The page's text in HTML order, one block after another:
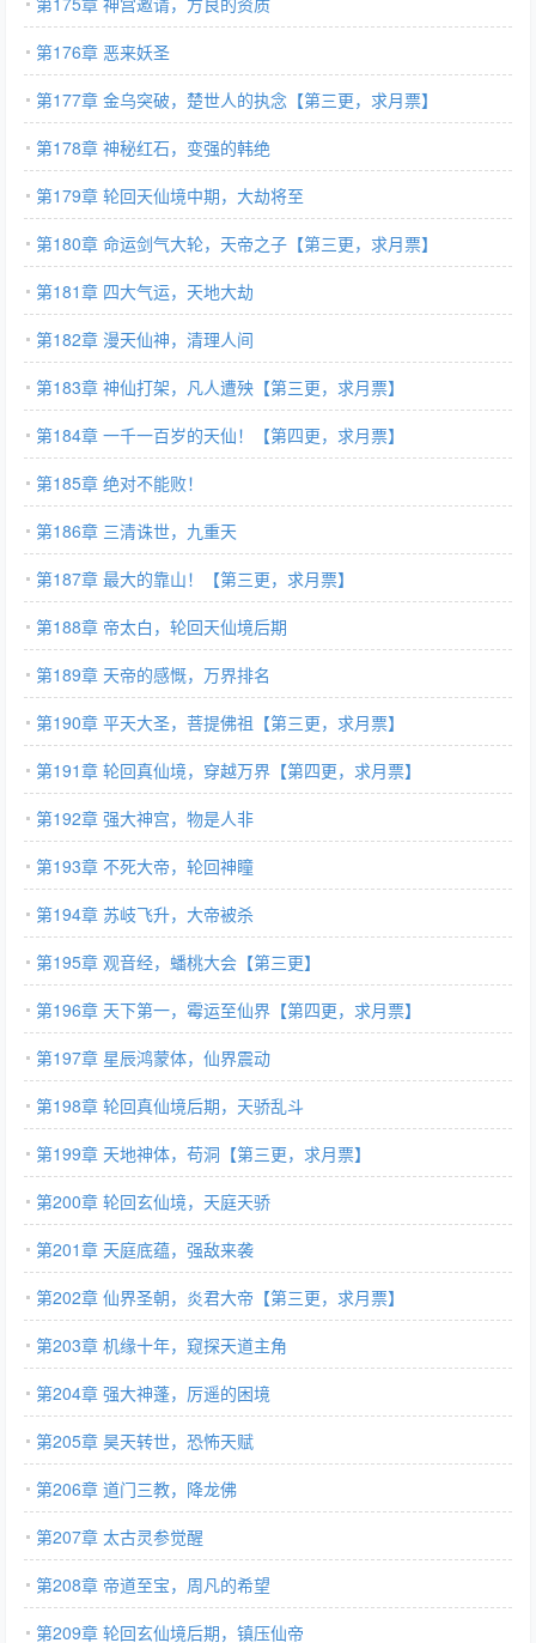
第176章 恶来妖圣
第177章 金乌突破，楚世人的执念【第三更，求月票】
第178章 神秘红石，变强的韩绝
第179章 轮回天仙境中期，大劫将至
第180章 命运剑气大轮，天帝之子【第三更，求月票】
第181章 四大气运，天地大劫
第182章 漫天仙神，清理人间
第183章 神仙打架，凡人遭殃【第三更，求月票】
第184章 一千一百岁的天仙！【第四更，求月票】
第185章 绝对不能败！
第186章 三清诛世，九重天
第187章 最大的靠山！【第三更，求月票】
第188章 帝太白，轮回天仙境后期
第189章 天帝的感慨，万界排名
第190章 平天大圣，菩提佛祖【第三更，求月票】
第191章 轮回真仙境，穿越万界【第四更，求月票】
第192章 强大神宫，物是人非
第193章 不死大帝，轮回神瞳
第194章 苏岐飞升，大帝被杀
第195章 观音经，蟠桃大会【第三更】
第196章 天下第一，霉运至仙界【第四更，求月票】
第197章 星辰鸿蒙体，仙界震动
第198章 轮回真仙境后期，天骄乱斗
第199章 天地神体，苟洞【第三更，求月票】
第200章 轮回玄仙境，天庭天骄
第201章 天庭底蕴，强敌来袭
第202章 仙界圣朝，炎君大帝【第三更，求月票】
第203章 机缘十年，窥探天道主角
第204章 强大神蓬，厉遥的困境
第205章 昊天转世，恐怖天赋
第206章 道门三教，降龙佛
第207章 太古灵参觉醒
第208章 帝道至宝，周凡的希望
第209章 轮回玄仙境后期，镇压仙帝